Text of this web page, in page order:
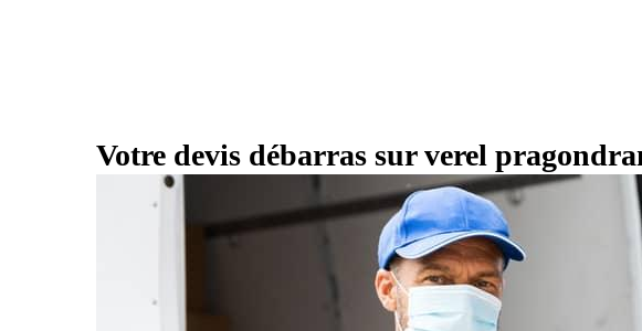
Votre devis débarras sur verel